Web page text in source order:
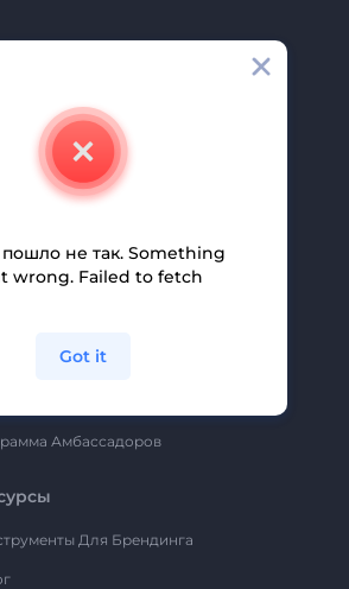
С Нами
И Поддержка
Программа
Конфиденциальности
Амбассадоров
Для Брендинга
пошло не так. Something
wrong. Failed to fetch
Got it